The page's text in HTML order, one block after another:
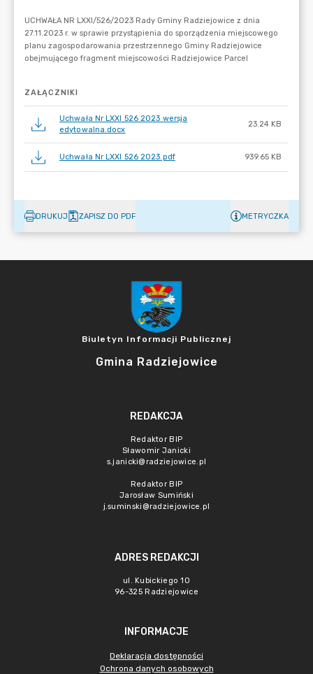
ZAŁĄCZNIKI
Uchwała Nr LXXI 526 2023 wersja
edytowalna.docx
23.24 KB
Uchwała Nr LXXI 526 2023.pdf 939.65 KB
DRUKUJ ZAPISZ DO PDF METRYCZKA
Biuletyn Informacji Publicznej
Gmina Radziejowice
REDAKCJA
Redaktor BIP
Sławomir Janicki
s.janicki@radziejowice.pl
Redaktor BIP
Jarosław Sumiński
j.suminski@radziejowice.pl
ADRES REDAKCJI
ul. Kubickiego 10
96-325 Radziejowice
INFORMACJE
Deklaracja dostępności
Ochrona danych osobowych